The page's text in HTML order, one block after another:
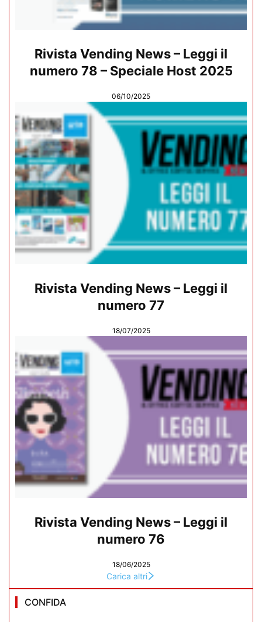
Rivista Vending News – Leggi il
numero 78 – Speciale Host 2025
06/10/2025
Rivista Vending News – Leggi il
numero 77
18/07/2025
Rivista Vending News – Leggi il
numero 76
18/06/2025
Carica altri
CONFIDA